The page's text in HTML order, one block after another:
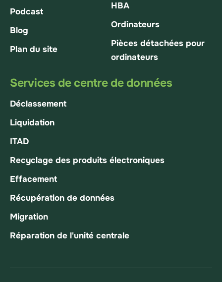
Podcast
Blog
Plan du site
HBA
Ordinateurs
Pièces détachées pour
ordinateurs
Services de centre de données
Déclassement
Liquidation
ITAD
Recyclage des produits électroniques
Effacement
Récupération de données
Migration
Réparation de l'unité centrale